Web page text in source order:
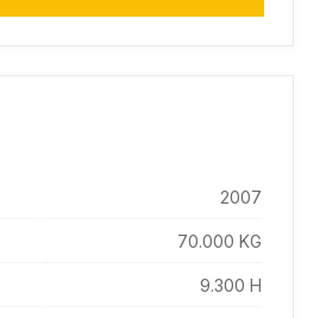
2007
70.000 KG
9.300 H